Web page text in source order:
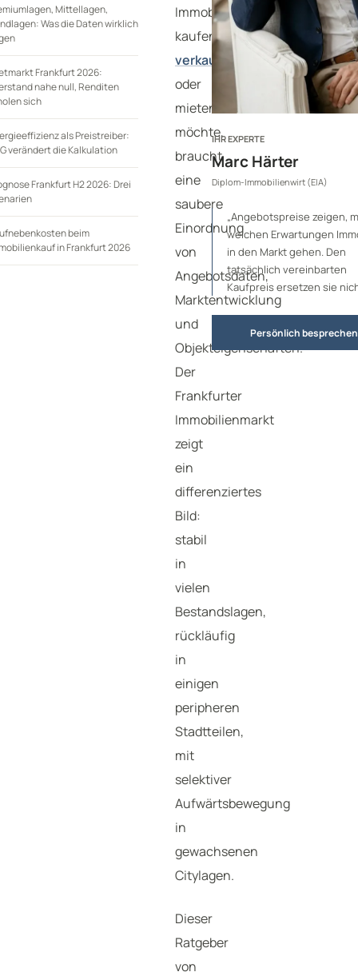
Mittellagen,
Was die Daten wirklich
Frankfurt 2026:
nahe null, Renditen
sich
als Preistreiber:
verändert die Kalkulation
Frankfurt H2 2026: Drei
beim
in Frankfurt 2026
Immobilie
kaufen,
verkaufen
oder
mieten
möchte,
braucht
eine
saubere
Einordnung
von
Angebotsdaten,
Marktentwicklung
und
Objekteigenschaften.
Der
Frankfurter
Immobilienmarkt
zeigt
ein
differenziertes
Bild:
stabil
in
vielen
Bestandslagen,
rückläufig
in
einigen
peripheren
Stadtteilen,
mit
selektiver
Aufwärtsbewegung
in
gewachsenen
Citylagen.
Dieser
Ratgeber
von
IHR EXPERTE
Marc Härter
Diplom-Immobilienwirt (EIA)
„Angebotspreise zeigen,
welchen Erwartungen
in den Markt gehen. Den
tatsächlich vereinbarten
Kaufpreis ersetzen sie
Persönlich besprechen